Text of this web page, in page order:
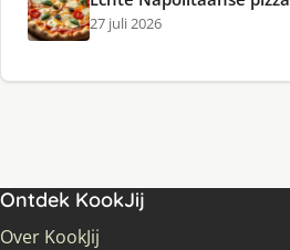
27 juli 2026
Ontdek KookJij
Over KookJij